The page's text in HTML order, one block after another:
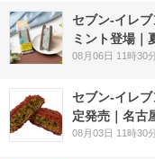
セブン‐イレ
ミント登場｜
08月06日 11時30
セブン-イレ
定発売｜名古
08月03日 11時30